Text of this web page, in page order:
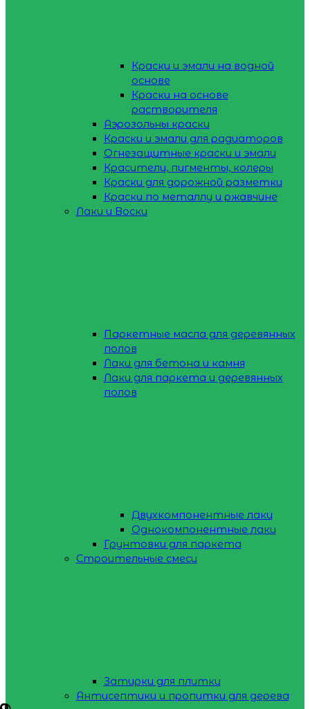
Краски и эмали на водной
основе
Краски на основе
растворителя
Аэрозольны краски
Краски и эмали для радиаторов
Огнезащитные краски и эмали
Красители, пигменты, колеры
Краски для дорожной разметки
Краски по металлу и ржавчине
Лаки и Воски
Паркетные масла для деревянных
полов
Лаки для бетона и камня
Лаки для паркета и деревянных
полов
Двухкомпонентные лаки
Однокомпонентные лаки
Грунтовки для паркета
Строительные смеси
Затирки для плитки
Антисептики и пропитки для дерева